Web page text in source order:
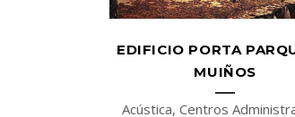
EDIFICIO PORTA
MUIÑOS
Acústica, Centros